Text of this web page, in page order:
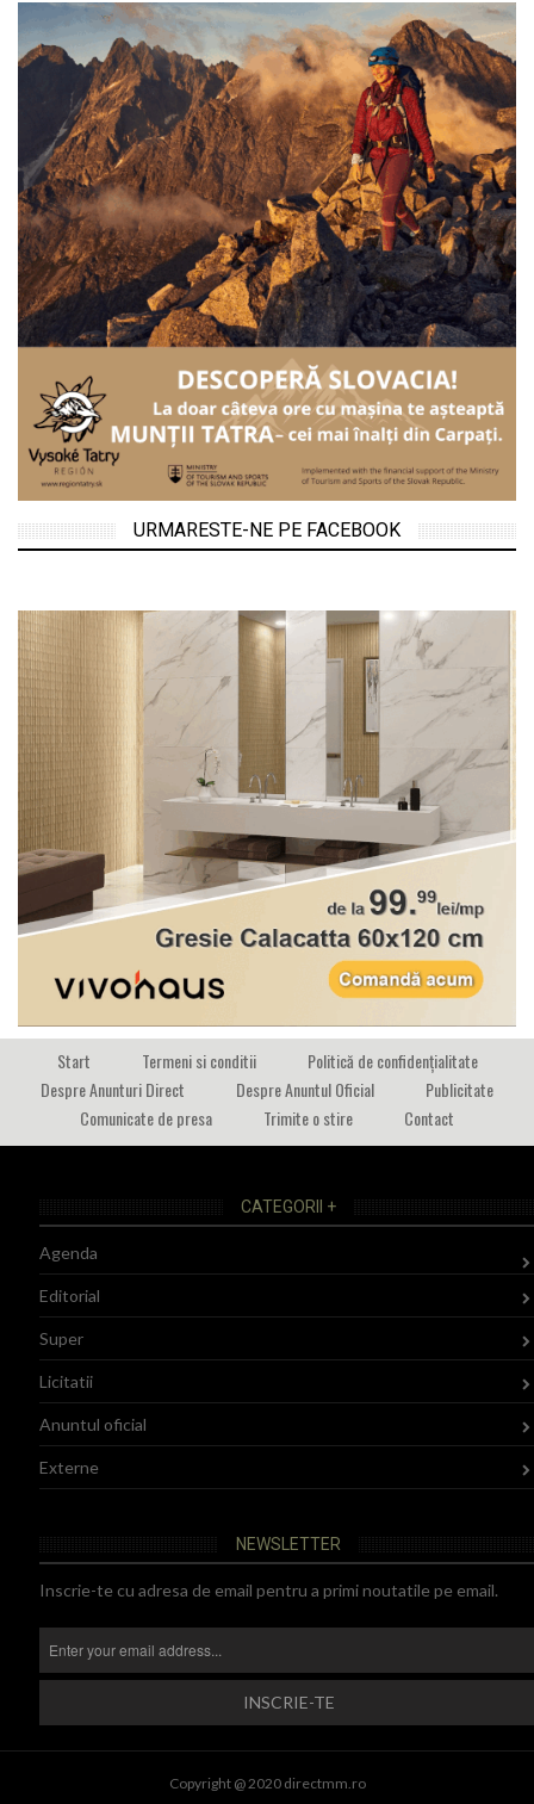
URMARESTE-NE PE FACEBOOK
Start Termeni si conditii
Politică de confidențialitate
Despre Anunturi Direct
Despre Anuntul Oficial
Publicitate
Comunicate de presa
Trimite o stire Contact
CATEGORII +
Agenda
Editorial
Super
Licitatii
Anuntul oficial
Externe
NEWSLETTER
Inscrie-te cu adresa de email pentru a primi noutatile pe email.
Copyright @ 2020 directmm.ro